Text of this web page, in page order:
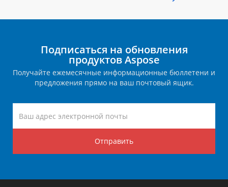
Подписаться на обновления
продуктов Aspose
Получайте ежемесячные информационные бюллетени и
предложения прямо на ваш почтовый ящик.
Отправить